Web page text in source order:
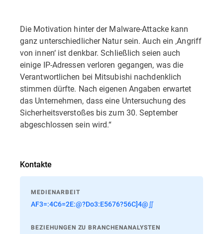
Die Motivation hinter der Malware-Attacke kann
ganz unterschiedlicher Natur sein. Auch ein ‚Angriff
von innen‘ ist denkbar. Schließlich seien auch
einige IP-Adressen verloren gegangen, was die
Verantwortlichen bei Mitsubishi nachdenklich
stimmen dürfte. Nach eigenen Angaben erwartet
das Unternehmen, dass eine Untersuchung des
Sicherheitsverstoßes bis zum 30. September
abgeschlossen sein wird.“
Kontakte
MEDIENARBEIT
AF3=:4C6=2E:@?Do3:E5676?56C]4@∬
BEZIEHUNGEN ZU BRANCHENANALYSTEN